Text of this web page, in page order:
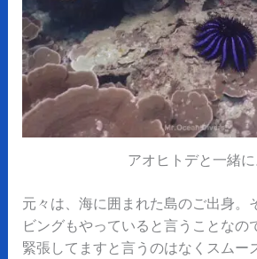
アオヒトデと一緒に
元々は、海に囲まれた島のご出身。
ビングもやっていると言うことなの
緊張してますと言うのはなくスムー